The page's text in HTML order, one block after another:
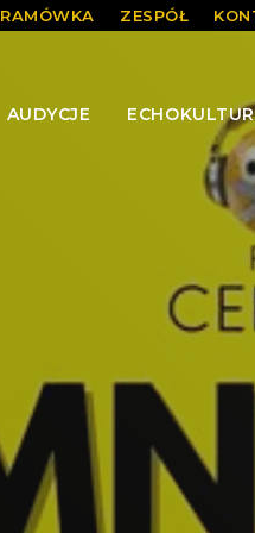
RAMÓWKA ZESPÓŁ
AUDYCJE